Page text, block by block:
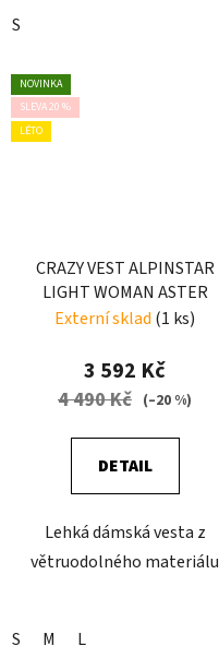
S
NOVINKA
SLEVA 20 %
LÉTO
CRAZY VEST ALPINSTAR
LIGHT WOMAN ASTER
Externí sklad (1 ks)
3 592 Kč
4 490 Kč (–20 %)
DETAIL
Lehká dámská vesta z
větruodolného materiálu
S M L